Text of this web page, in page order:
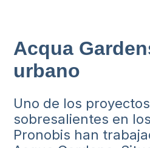
Acqua
urbano
Uno de los
sobresalientes en
Pronobis han